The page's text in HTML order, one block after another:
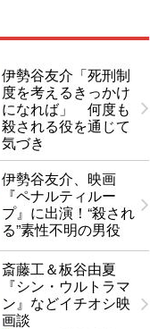
伊勢谷友介「死刑制
度を考えるきっかけ
になれば」 何度も
殺される役を通じて
気づき
伊勢谷友介、映画
『ペナルティルー
プ』に出演！“殺され
る”素性不明の男役
斎藤工＆板谷由夏
『シン・ウルトラマ
ン』などイチオシ映
画談